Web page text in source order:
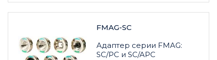
FMAG-SC
Адаптер серии FMAG:
SC/PC и SC/APC